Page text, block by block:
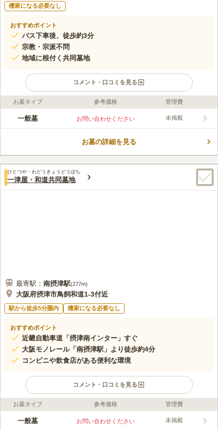
檀家になる必要なし
おすすめポイント
バス下車後、徒歩約3分
宗教・宗派不問
地域に根付く共同墓地
コメント・口コミを見る
ライフドット編集部のコメント
鳥飼西自治会が運営する宗教・宗派不問の共同墓地です。墓地で
なるため利用条件の事前確認が必要となります。
口コミ評価
この霊園はまだ誰からも評価されていません。
お墓タイプ 参考価格 管理費
一般墓 お問い合わせください 未掲載
お墓の詳細を見る
ひとつや・わどうきょうどうぼち
一津屋・和道共同墓地
最寄駅： 南摂津駅(277m)
大阪府摂津市鳥飼和道1-3付近
駅から徒歩5分圏内 檀家になる必要なし
おすすめポイント
近畿自動車道「摂津南インター」すぐ
大阪モノレール「南摂津駅」より徒歩約4分
コンビニや飲食店がある便利な環境
コメント・口コミを見る
ライフドット編集部のコメント
一津屋・和道共同墓地は、摂津市鳥飼和道にある共同墓地です。
お墓タイプ 参考価格 管理費
一般墓 お問い合わせください 未掲載